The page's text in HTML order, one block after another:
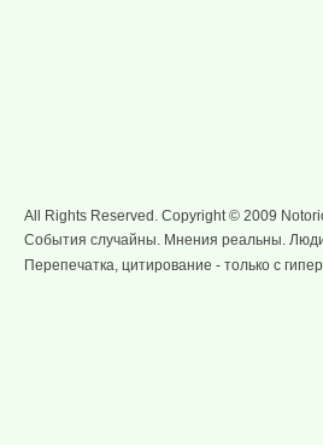
All Rights Reserved. Copyright © 2009
События случайны. Мнения реальны.
Перепечатка, цитирование - только с